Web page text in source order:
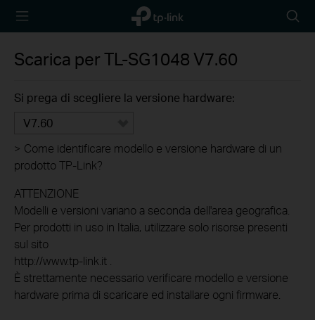
TP-Link,
Reliably
icon
Scarica perTL-SG1048 V7.60
Si prega di scegliere la versione hardware:
V7.60
> Come identificare modello e versione hardware di un
prodotto TP-Link?
ATTENZIONE
Modelli e versioni variano a seconda dell'area geografica.
Per prodotti in uso in Italia, utilizzare solo risorse presenti
sul sito
http://www.tp-link.it .
È strettamente necessario verificare modello e versione
hardware prima di scaricare ed installare ogni firmware.